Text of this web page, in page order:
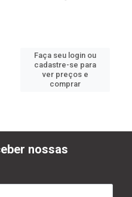
Faça seu login ou
cadastre-se para
ver preços e
comprar
nossas